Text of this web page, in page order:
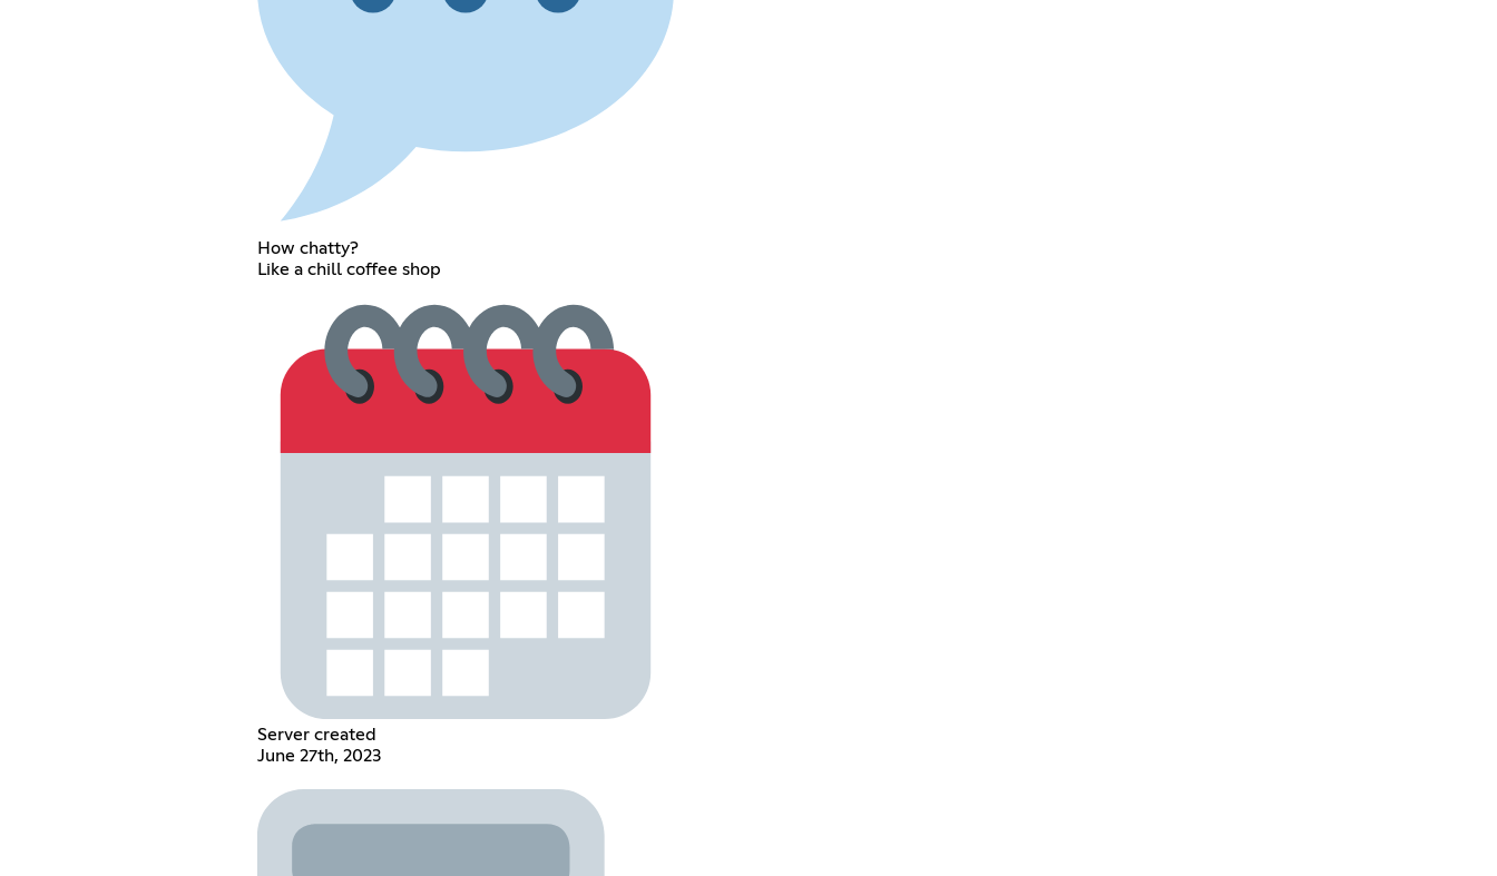
How chatty?
Like a chill coffee shop
Server created
June 27th, 2023